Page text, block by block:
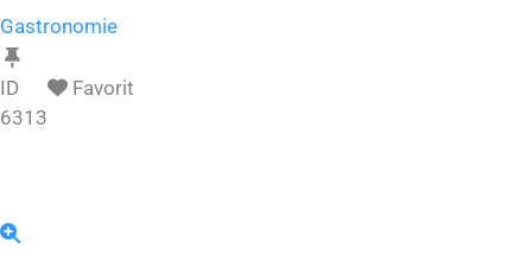
Gastronomie
ID
6313
Favorit